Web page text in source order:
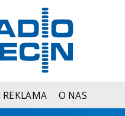
REKLAMA O NAS